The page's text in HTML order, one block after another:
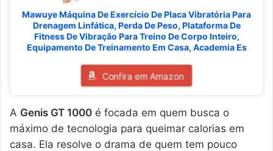
Mawuye Máquina De Exercício De Placa Vibratória Para
Drenagem Linfática, Perda De Peso, Plataforma De
Fitness De Vibração Para Treino De Corpo Inteiro,
Equipamento De Treinamento Em Casa, Academia Es
Confira em Amazon
A Genis GT 1000 é focada em quem busca o
máximo de tecnologia para queimar calorias em
casa. Ela resolve o drama de quem tem pouco